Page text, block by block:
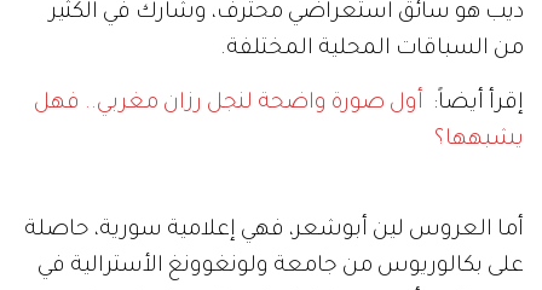
ديب هو سائق استعراضي محترف، وشارك في الكثير
من السباقات المحلية المختلفة.
إقرأ أيضاً: أول صورة واضحة لنجل رزان مغربي.. فهل
يشبهها؟
أما العروس لين أبوشعر، فهي إعلامية سورية، حاصلة
على بكالوريوس من جامعة ولونغوونغ الأسترالية في